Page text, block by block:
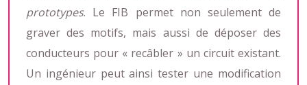
prototypes. Le FIB permet non seulement de
graver des motifs, mais aussi de déposer des
conducteurs pour « recâbler » un circuit existant.
Un ingénieur peut ainsi tester une modification